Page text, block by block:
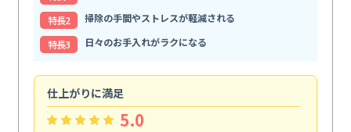
特⻑2
掃除の手間やストレスが軽減される
特⻑3
日々のお手入れがラクになる
仕上がりに満足
5.0